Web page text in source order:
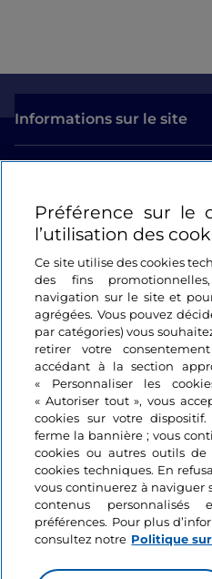
Informations sur le site
Se connecter
Suivez-nous
Préférence sur le
l’utilisation des
Ce site utilise des cookies
des fins
navigation sur le site et
agrégées. Vous pouvez
par catégories) vous
retirer votre
accédant à la section
« Personnaliser les
« Autoriser tout », vous
cookies sur votre
ferme la bannière ; vous
cookies ou autres outils de
cookies techniques. En
vous continuerez à naviguer
contenus
préférences. Pour plus
consultez notre Politique